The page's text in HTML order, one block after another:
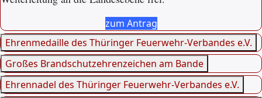
zum Antrag
Ehrenmedaille des Thüringer Feuerwehr‐Verbandes e.V.
Großes Brandschutzehrenzeichen am Bande
Ehrennadel des Thüringer Feuerwehr‐Verbandes e.V.